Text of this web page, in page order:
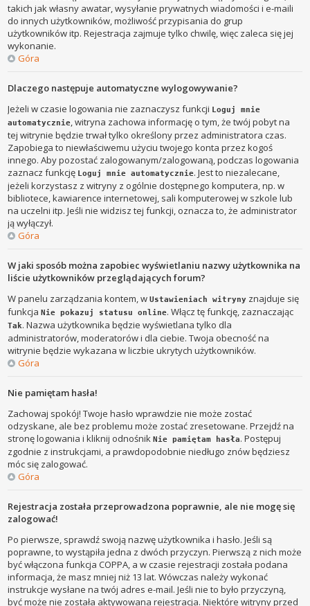
takich jak własny awatar, wysyłanie prywatnych wiadomości i e-maili
do innych użytkowników, możliwość przypisania do grup
użytkowników itp. Rejestracja zajmuje tylko chwilę, więc zaleca się jej
wykonanie.
Góra
Dlaczego następuje automatyczne wylogowywanie?
Jeżeli w czasie logowania nie zaznaczysz funkcji Loguj mnie
automatycznie, witryna zachowa informację o tym, że twój pobyt na
tej witrynie będzie trwał tylko określony przez administratora czas.
Zapobiega to niewłaściwemu użyciu twojego konta przez kogoś
innego. Aby pozostać zalogowanym/zalogowaną, podczas logowania
zaznacz funkcję Loguj mnie automatycznie. Jest to niezalecane,
jeżeli korzystasz z witryny z ogólnie dostępnego komputera, np. w
bibliotece, kawiarence internetowej, sali komputerowej w szkole lub
na uczelni itp. Jeśli nie widzisz tej funkcji, oznacza to, że administrator
ją wyłączył.
Góra
W jaki sposób można zapobiec wyświetlaniu nazwy użytkownika na
liście użytkowników przeglądających forum?
W panelu zarządzania kontem, wUstawieniach witryny znajduje się
funkcjaNie pokazuj statusu online. Włącz tę funkcję, zaznaczając
Tak. Nazwa użytkownika będzie wyświetlana tylko dla
administratorów, moderatorów i dla ciebie. Twoja obecność na
witrynie będzie wykazana w liczbie ukrytych użytkowników.
Góra
Nie pamiętam hasła!
Zachowaj spokój! Twoje hasło wprawdzie nie może zostać
odzyskane, ale bez problemu może zostać zresetowane. Przejdź na
stronę logowania i kliknij odnośnikNie pamiętam hasła. Postępuj
zgodnie z instrukcjami, a prawdopodobnie niedługo znów będziesz
móc się zalogować.
Góra
Rejestracja została przeprowadzona poprawnie, ale nie mogę się
zalogować!
Po pierwsze, sprawdź swoją nazwę użytkownika i hasło. Jeśli są
poprawne, to wystąpiła jedna z dwóch przyczyn. Pierwszą z nich może
być włączona funkcja COPPA, a w czasie rejestracji została podana
informacja, że masz mniej niż 13 lat. Wówczas należy wykonać
instrukcje wysłane na twój adres e-mail. Jeśli nie to było przyczyną,
być może nie została aktywowana rejestracja. Niektóre witryny przed